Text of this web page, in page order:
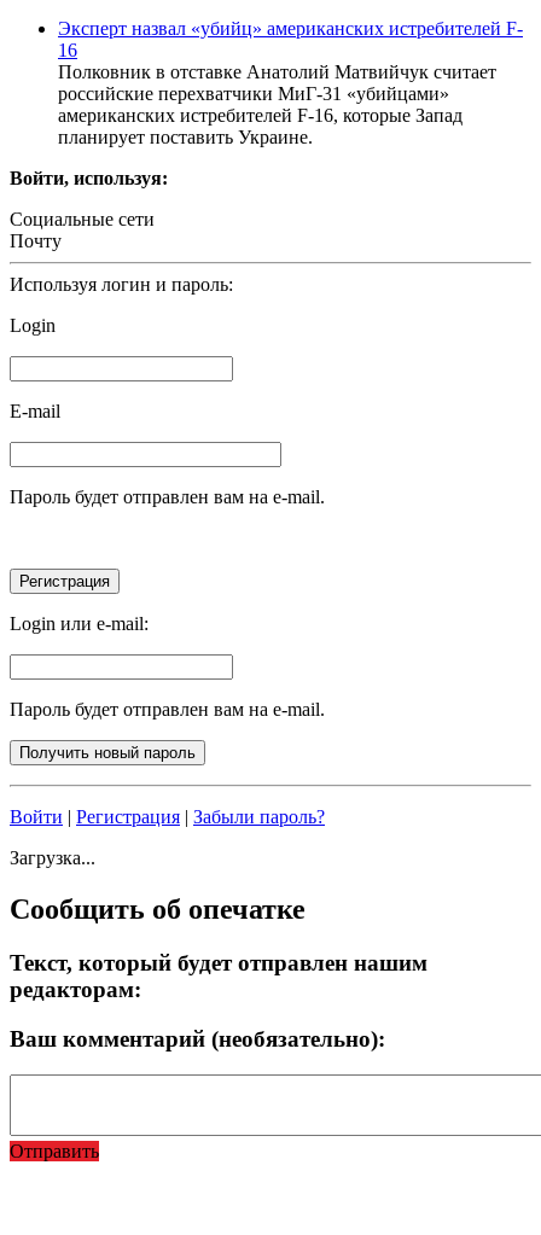
Эксперт назвал «убийц» американских истребителей F-
16
Полковник в отставке Анатолий Матвийчук считает
российские перехватчики МиГ-31 «убийцами»
американских истребителей F-16, которые Запад
планирует поставить Украине.
Войти, используя:
Социальные сети
Почту
Используя логин и пароль:
Login
E-mail
Пароль будет отправлен вам на e-mail.
Login или e-mail:
Пароль будет отправлен вам на e-mail.
Войти | Регистрация | Забыли пароль?
Загрузка...
Сообщить об опечатке
Текст, который будет отправлен нашим
редакторам:
Ваш комментарий (необязательно):
Отправить